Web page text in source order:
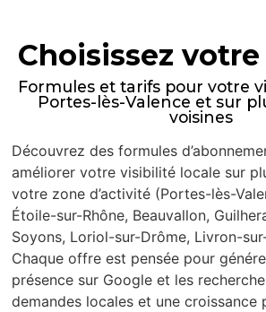
Choisissez
Formules et tarifs pour votre
Portes-lès-Valence et sur
voisines
Découvrez des formules
améliorer votre visibilité locale sur
votre zone d’activité (Portes-lès-
Étoile-sur-Rhône, Beauvallon,
Soyons, Loriol-sur-Drôme, Livron-
Chaque offre est pensée pour
présence sur Google et les
demandes locales et une croissance